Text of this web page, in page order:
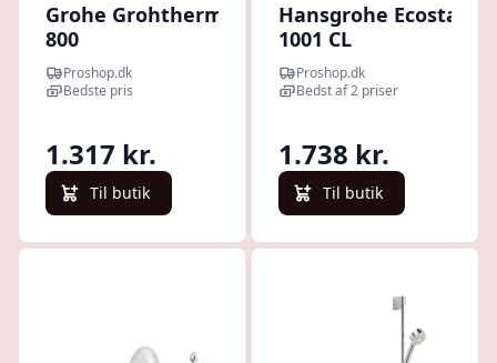
Grohe Grohtherm
800
kar-/brusearmatur,
krom
Proshop.dk
Bedste pris
1.317 kr.
Til butik
Hansgrohe Ecostat
1001 CL
kar-/brusearmatur,
krom
Proshop.dk
Bedst af 2 priser
1.738 kr.
Til butik